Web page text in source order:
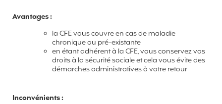
Avantages :
la CFE vous couvre en cas de maladie
chronique ou pré-existante
en étant adhérent à la CFE, vous conservez vos
droits à la sécurité sociale et cela vous évite des
démarches administratives à votre retour
Inconvénients :